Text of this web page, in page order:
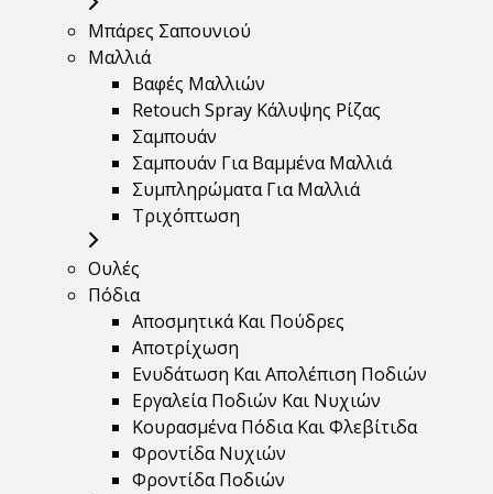
Μπάρες Σαπουνιού
Μαλλιά
Βαφές Μαλλιών
Retouch Spray Κάλυψης Ρίζας
Σαμπουάν
Σαμπουάν Για Βαμμένα Μαλλιά
Συμπληρώματα Για Μαλλιά
Τριχόπτωση
Ουλές
Πόδια
Αποσμητικά Και Πούδρες
Αποτρίχωση
Ενυδάτωση Και Απολέπιση Ποδιών
Εργαλεία Ποδιών Και Νυχιών
Κουρασμένα Πόδια Και Φλεβίτιδα
Φροντίδα Νυχιών
Φροντίδα Ποδιών